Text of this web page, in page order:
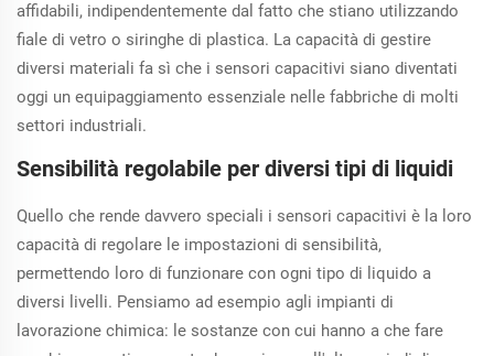
affidabili, indipendentemente dal fatto che stiano utilizzando
fiale di vetro o siringhe di plastica. La capacità di gestire
diversi materiali fa sì che i sensori capacitivi siano diventati
oggi un equipaggiamento essenziale nelle fabbriche di molti
settori industriali.
Sensibilità regolabile per diversi tipi di liquidi
Quello che rende davvero speciali i sensori capacitivi è la loro
capacità di regolare le impostazioni di sensibilità,
permettendo loro di funzionare con ogni tipo di liquido a
diversi livelli. Pensiamo ad esempio agli impianti di
lavorazione chimica: le sostanze con cui hanno a che fare